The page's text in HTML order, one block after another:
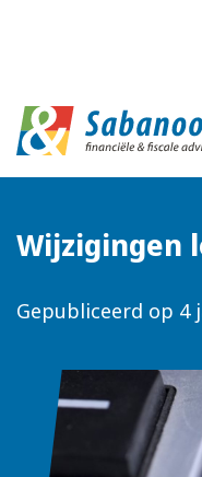
Wijzigingen
Gepubliceerd op 4